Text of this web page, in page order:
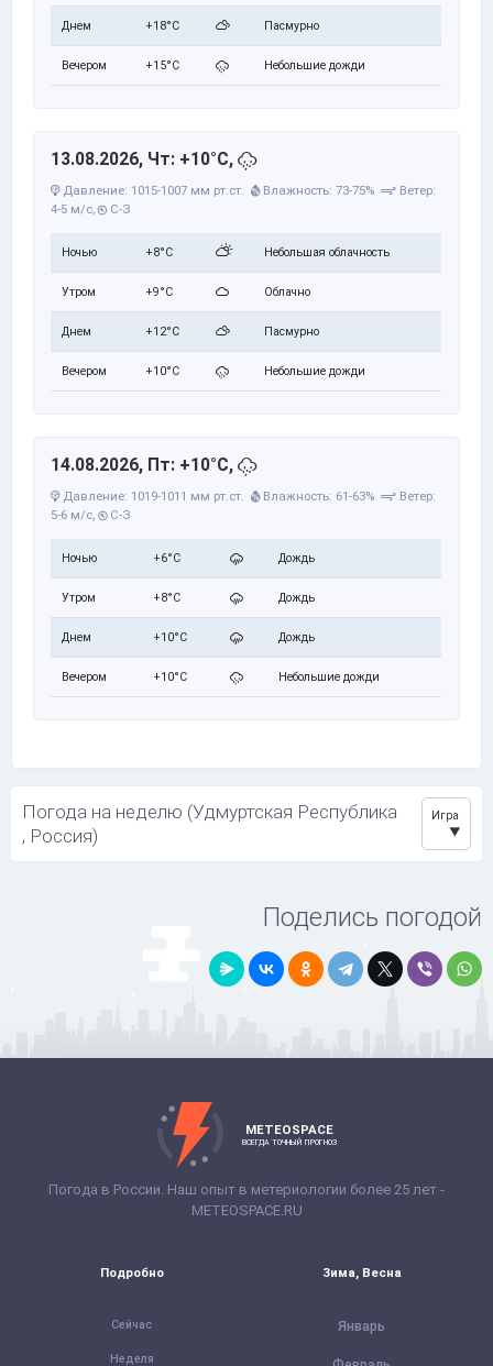
Днем +18°C Пасмурно
Вечером +15°C Небольшие дожди
13.08.2026, Чт: +10°C,
Давление: 1015-1007 мм рт.ст. Влажность: 73-75%
Ветер:
4-5 м/с,
С-З
Ночью +8°C Небольшая облачность
Утром +9°C Облачно
Днем +12°C Пасмурно
Вечером +10°C Небольшие дожди
14.08.2026, Пт: +10°C,
Давление: 1019-1011 мм рт.ст. Влажность: 61-63%
Ветер:
5-6 м/с, С-З
Ночью +6°C Дождь
Утром +8°C Дождь
Днем +10°C Дождь
Вечером +10°C Небольшие дожди
Погода на неделю (Удмуртская Республика
, Россия)
Игра
Поделись погодой
METEOSPACE
ВСЕГДА ТОЧНЫЙ ПРОГНОЗ
Погода в России. Наш опыт в метериологии более 25 лет -
METEOSPACE.RU
Подробно
Сейчас
Неделя
Зима, Весна
Январь